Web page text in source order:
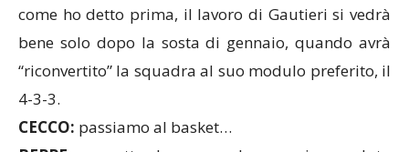
come ho detto prima, il lavoro di Gautieri si vedrà
bene solo dopo la sosta di gennaio, quando avrà
“riconvertito” la squadra al suo modulo preferito, il
4-3-3.
CECCO: passiamo al basket…